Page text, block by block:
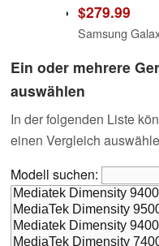
$279.99
Ein oder mehrere
auswählen
In der folgenden Liste
einen Vergleich
Modell suchen: